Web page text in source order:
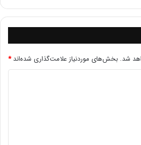
و هم سیستم عامل باید قادر به
تعداد پردازنده ها در سیستم عامل ویندوز از طریق برنامه Task
شد. بخش‌های موردنیاز علامت‌گذاری شده‌اند*